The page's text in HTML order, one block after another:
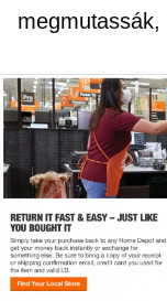
megmutassák,